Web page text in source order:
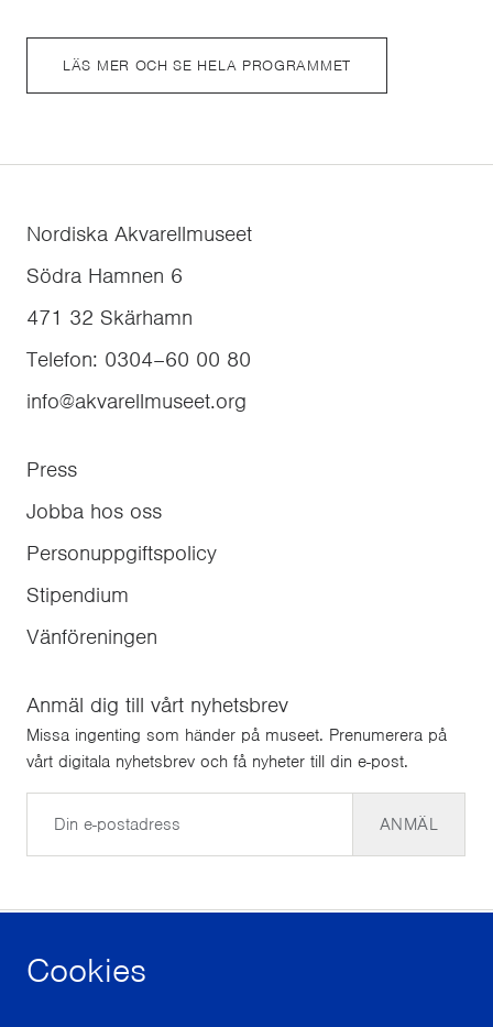
Cookies
LÄS MER OCH SE HELA PROGRAMMET
Nordiska Akvarellmuseet
Södra Hamnen 6
471 32 Skärhamn
Telefon: 0304–60 00 80
info@akvarellmuseet.org
Press
Jobba hos oss
Personuppgiftspolicy
Stipendium
Vänföreningen
Anmäl dig till vårt nyhetsbrev
Missa ingenting som händer på museet. Prenumerera på
vårt digitala nyhetsbrev och få nyheter till din e-post.
ANMÄL